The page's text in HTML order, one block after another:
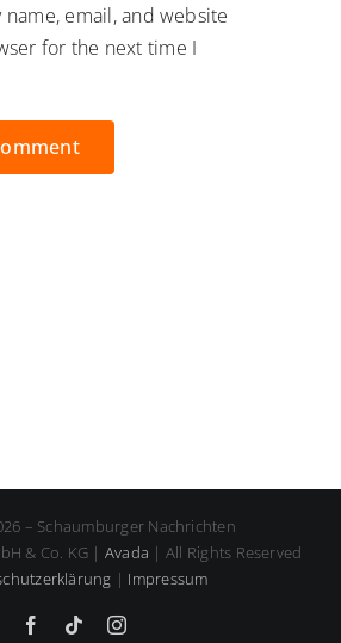
name, email, and website
for the next time I
– Schaumburger Nachrichten
& Co. KG | Avada | All Rights Reserved
| Impressum
Facebook
TiktokInstagram